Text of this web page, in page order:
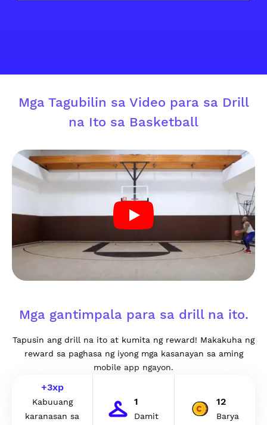
Mga Tagubilin sa Video para sa Drill
na Ito sa Basketball
Mga gantimpala para sa drill na ito.
Tapusin ang drill na ito at kumita ng reward! Makakuha ng
reward sa paghasa ng iyong mga kasanayan sa aming
mobile app ngayon.
+3xp
Kabuuang
karanasan sa
1
Damit
12
Barya